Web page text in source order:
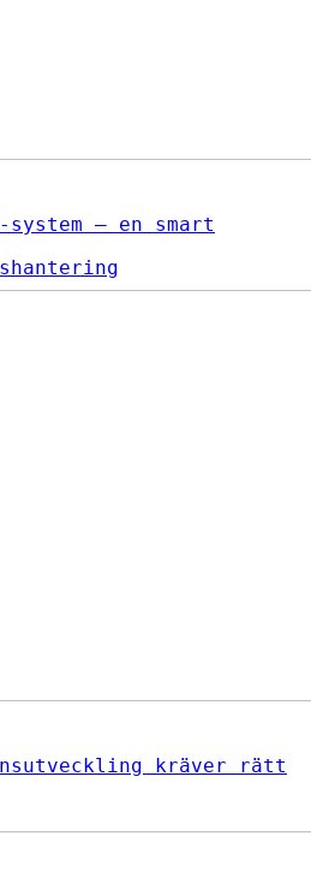
– en smart
kräver rätt